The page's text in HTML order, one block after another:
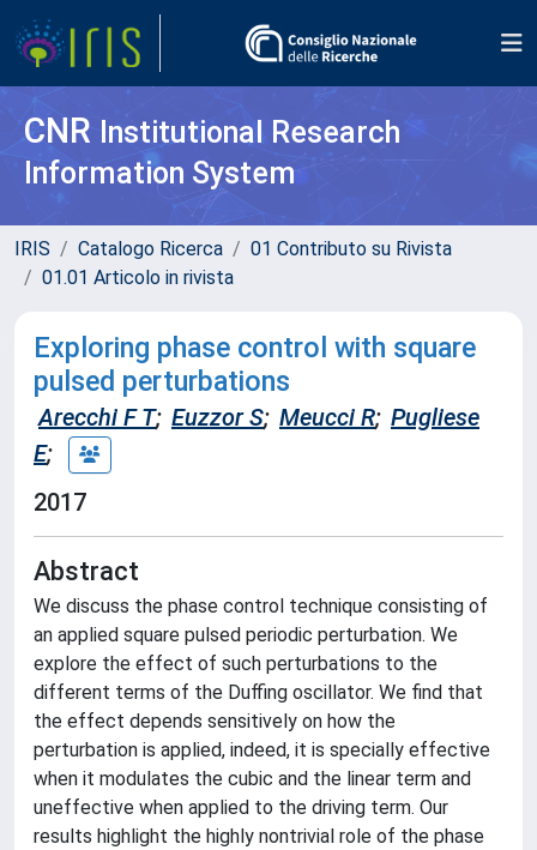
CNR Institutional Research
Information System
IRIS Catalogo Ricerca
01 Contributo su Rivista
01.01 Articolo in rivista
Exploring phase control with square
pulsed perturbations
Arecchi F T; Euzzor S; Meucci R; Pugliese
E;
2017
Abstract
We discuss the phase control technique consisting of
an applied square pulsed periodic perturbation. We
explore the effect of such perturbations to the
different terms of the Duffing oscillator. We find that
the effect depends sensitively on how the
perturbation is applied, indeed, it is specially effective
when it modulates the cubic and the linear term and
uneffective when applied to the driving term. Our
results highlight the highly nontrivial role of the phase